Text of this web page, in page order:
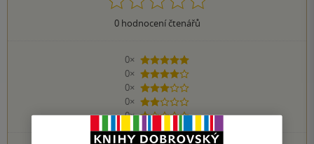
0hodnocení čtenářů
0×
5 hvězdiček
0×
4 hvězdičky
0×
3 hvězdičky
0×
2 hvězdičky
0×
1 hvezdička